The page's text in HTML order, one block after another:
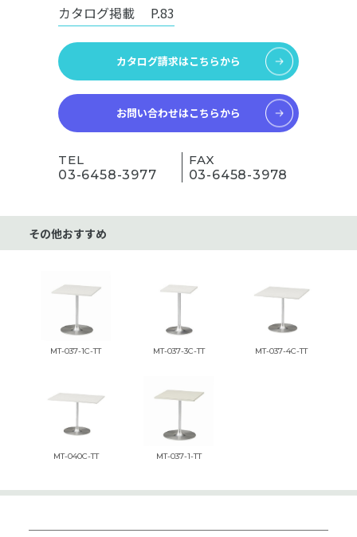
カタログ掲載 P.83
カタログ請求はこちらから
お問い合わせはこちらから
TEL
03-6458-3977
FAX
03-6458-3978
その他おすすめ
MT-037-1C-TT MT-037-3C-TT MT-037-4C-TT
MT-040C-TT MT-037-1-TT